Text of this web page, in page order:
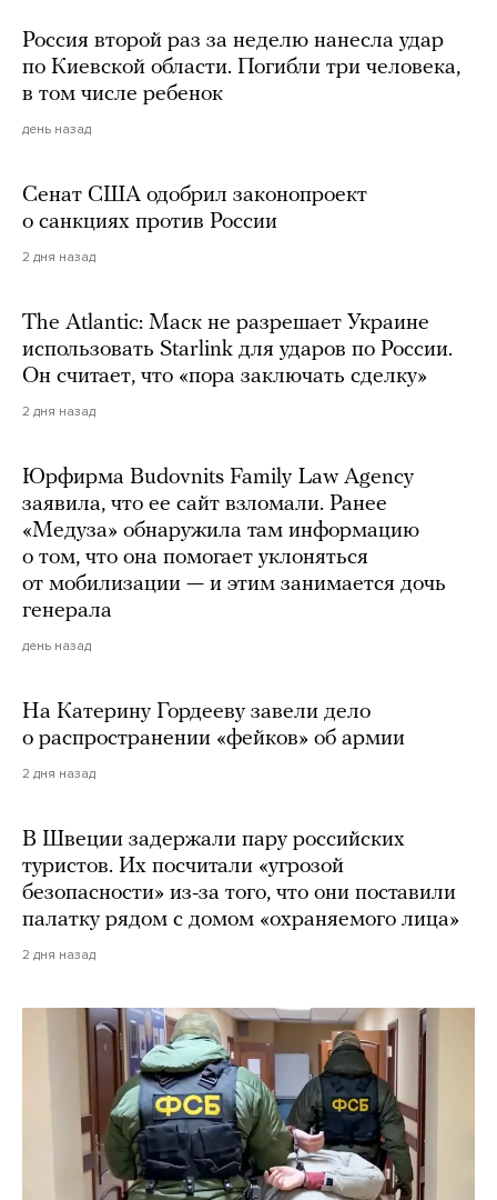
Россия второй раз за неделю нанесла удар
по Киевской области. Погибли три человека,
в том числе ребенок
день назад
Сенат США одобрил законопроект
о санкциях против России
2 дня назад
The Atlantic: Маск не разрешает Украине
использовать Starlink для ударов по России.
Он считает, что «пора заключать сделку»
2 дня назад
Юрфирма Budovnits Family Law Agency
заявила, что ее сайт взломали. Ранее
«Медуза» обнаружила там информацию
о том, что она помогает уклоняться
от мобилизации — и этим занимается дочь
генерала
день назад
На Катерину Гордееву завели дело
о распространении «фейков» об армии
2 дня назад
В Швеции задержали пару российских
туристов. Их посчитали «угрозой
безопасности» из-за того, что они поставили
палатку рядом с домом «охраняемого лица»
2 дня назад